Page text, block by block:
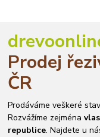
Prodej
ČR
Prodáváme veškeré
Rozvážíme zejména
republice. Najdete u